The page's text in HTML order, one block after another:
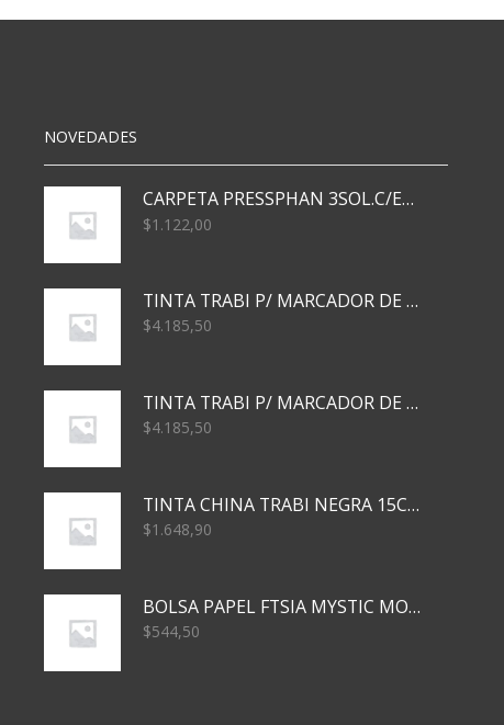
SELLOS
NOVEDADES
CARPETA PRESSPHAN 3SOL.C/ELAST MARRON A4 P01A
$1.122,00
TINTA TRABI P/ MARCADOR DE PIZARRA x30ml AZUL
$4.185,50
TINTA TRABI P/ MARCADOR DE PIZARRA x30ml ROJO
$4.185,50
TINTA CHINA TRABI NEGRA 15CC TR3460
$1.648,90
BOLSA PAPEL FTSIA MYSTIC MONKEY 14/08/20
$544,50